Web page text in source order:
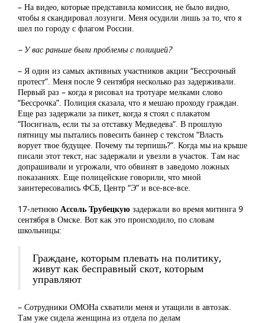
– На видео, которые представила комиссия, не было видно,
чтобы я скандировал лозунги. Меня осудили лишь за то, что я
шел по городу с флагом России.
– У вас раньше были проблемы с полицией?
– Я один из самых активных участников акции “Бессрочный
протест”. Меня после 9 сентября несколько раз задерживали.
Первый раз – когда я рисовал на тротуаре мелками слово
“Бессрочка”. Полиция сказала, что я мешаю проходу граждан.
Еще раз задержали за пикет, когда я стоял с плакатом
“Посигналь, если ты за отставку Медведева”. В прошлую
пятницу мы пытались повесить баннер с текстом “Власть
ворует твое будущее. Почему ты терпишь?”. Когда мы на крыше
писали этот текст, нас задержали и увезли в участок. Там нас
допрашивали и угрожали, что обвинят в заведомо ложных
показаниях. Еще полицейские говорили, что мной
заинтересовались ФСБ, Центр “Э” и все-все-все.
17-летнюю Ассоль Трубецкую задержали во время митинга 9
сентября в Омске. Вот как это происходило, по словам
школьницы:
Граждане, которым плевать на политику,
живут как бесправный скот, которым
управляют
– Сотрудники ОМОНа схватили меня и утащили в автозак.
Там уже сидела женщина из отдела по делам